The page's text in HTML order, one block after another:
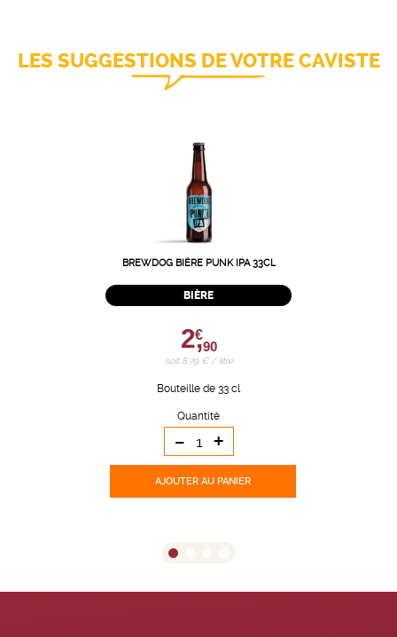
LES SUGGESTIONS DE VOTRE CAVISTE
BREWDOG BIÈRE PUNK IPA 33CL
BIÈRE
2,
€
90
soit 8,79 € / litre
Bouteille de 33 cl
Quantité
- +
AJOUTER AU PANIER